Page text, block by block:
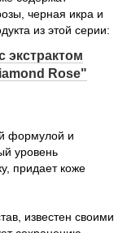
черная икра и
из этой серии:
Rose"
формулой и
уровень
придает коже
известен своими